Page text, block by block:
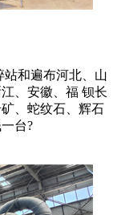
和遍布河北、山
、安徽、福 钡长
、蛇纹石、辉石
台?